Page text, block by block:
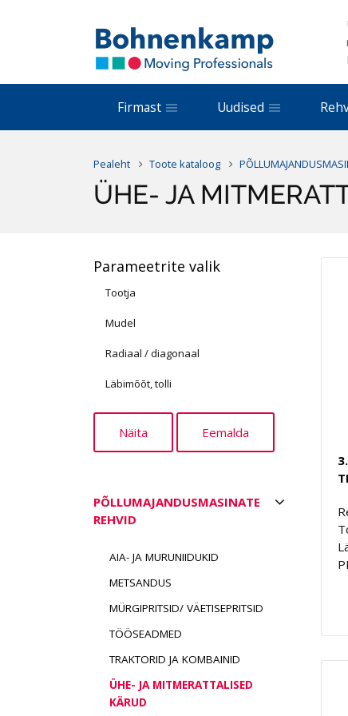
Firmast Uudised
Pealeht Toote kataloog
ÜHE- JA
Parameetrite valik
Tootja
Mudel
Radiaal / diagonaal
Läbimõõt, tolli
PÕLLUMAJANDUSMASINATE
REHVID
AIA- JA MURUNIIDUKID
METSANDUS
MÜRGIPRITSID/ VÄETISEPRITSID
TÖÖSEADMED
TRAKTORID JA KOMBAINID
ÜHE- JA MITMERATTALISED
KÄRUD